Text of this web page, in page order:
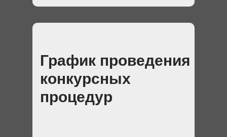
График проведения
конкурсных
процедур